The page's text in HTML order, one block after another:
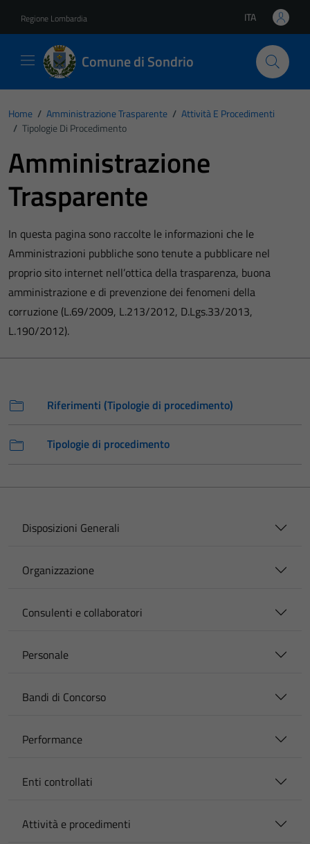
Regione Lombardia Lingua attiva:
ITA
Comune di Sondrio
Home / Amministrazione Trasparente / Attività E Procedimenti
/ Tipologie Di Procedimento
Amministrazione
Trasparente
In questa pagina sono raccolte le informazioni che le
Amministrazioni pubbliche sono tenute a pubblicare nel
proprio sito internet nell’ottica della trasparenza, buona
amministrazione e di prevenzione dei fenomeni della
corruzione (L.69/2009, L.213/2012, D.Lgs.33/2013,
L.190/2012).
Riferimenti (Tipologie di procedimento)
Tipologie di procedimento
Disposizioni Generali
Organizzazione
Consulenti e collaboratori
Personale
Bandi di Concorso
Performance
Enti controllati
Attività e procedimenti